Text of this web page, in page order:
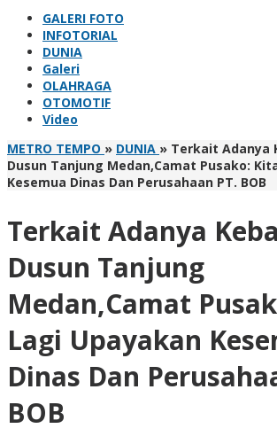
GALERI FOTO
INFOTORIAL
DUNIA
Galeri
OLAHRAGA
OTOMOTIF
Video
METRO TEMPO » DUNIA » Terkait Adanya
Dusun Tanjung Medan,Camat Pusako:
Kesemua Dinas Dan Perusahaan PT. BOB
Terkait Adanya
Dusun Tanjung
Medan,Camat
Lagi Upayakan
Dinas Dan
BOB